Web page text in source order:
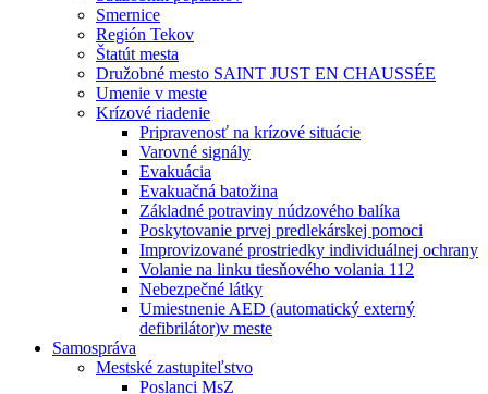
Smernice
Región Tekov
Štatút mesta
Družobné mesto SAINT JUST EN CHAUSSÉE
Umenie v meste
Krízové riadenie
Pripravenosť na krízové situácie
Varovné signály
Evakuácia
Evakuačná batožina
Základné potraviny núdzového balíka
Poskytovanie prvej predlekárskej pomoci
Improvizované prostriedky individuálnej ochrany
Volanie na linku tiesňového volania 112
Nebezpečné látky
Umiestnenie AED (automatický externý
defibrilátor)v meste
Samospráva
Mestské zastupiteľstvo
Poslanci MsZ